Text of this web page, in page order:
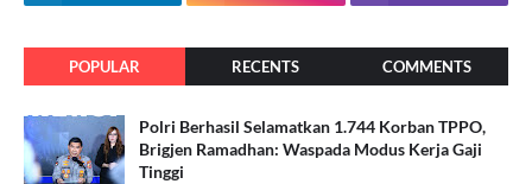
POPULAR RECENTS COMMENTS
Polri Berhasil Selamatkan 1.744 Korban TPPO,
Brigjen Ramadhan: Waspada Modus Kerja Gaji
Tinggi